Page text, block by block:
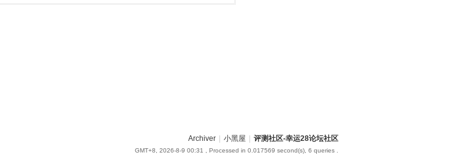
Archiver 小黑屋 评测社区-幸运28论坛社区
GMT+8, 2026-8-9 00:31 , Processed in 0.017569 second(s), 6 queries .